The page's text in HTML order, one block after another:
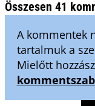
Összesen 41
A kommentek
tartalmuk a
Mielőtt